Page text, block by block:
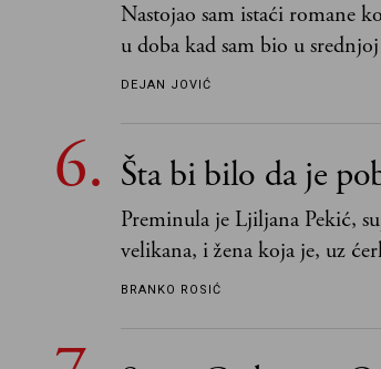
Nastojao sam istaći romane
u doba kad sam bio u
da su "klasici" već dovoljno
vlastitom izboru
DEJAN JOVIĆ
Šta bi bilo da je
Preminula je Ljiljana Pekić,
velikana, i žena koja je, uz
vodila računa o zaostavštini
BRANKO ROSIĆ